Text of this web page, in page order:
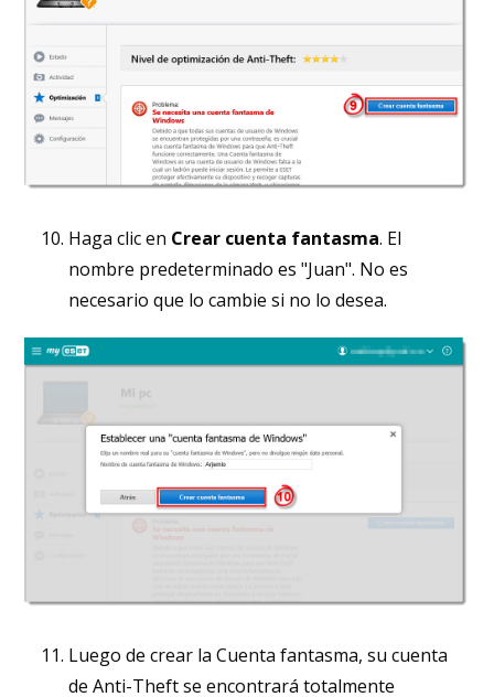
Haga clic en Crear cuenta fantasma. El
nombre predeterminado es "Juan". No es
necesario que lo cambie si no lo desea.
Luego de crear la Cuenta fantasma, su cuenta
de Anti-Theft se encontrará totalmente